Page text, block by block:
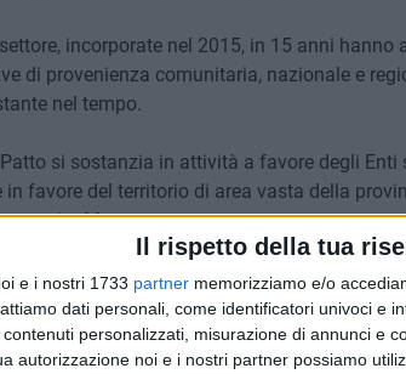
Il rispetto della tua
e i nostri 1733 partner memorizziamo e/o
dati personali, come identificatori univoci e
contenuti personalizzati, misurazione di annunci e
autorizzazione noi e i nostri partner possiamo
incorporate nel 2015, in 15 anni
di provenienza comunitaria, nazionale e
nel tempo.
si sostanzia in attività a favore degli Enti
in favore del territorio di area vasta della
Mennea.
agli Enti Soci dell'Agenzia possono quindi
amministrativa; assistenza tecnica e
Comunicazione.